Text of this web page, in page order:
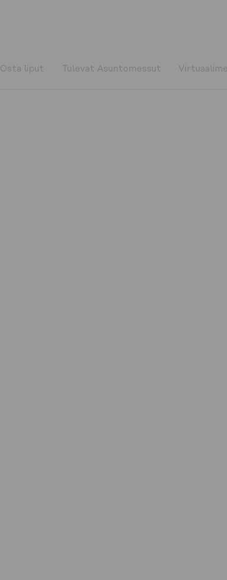
Osta liput Tulevat Asuntomessut